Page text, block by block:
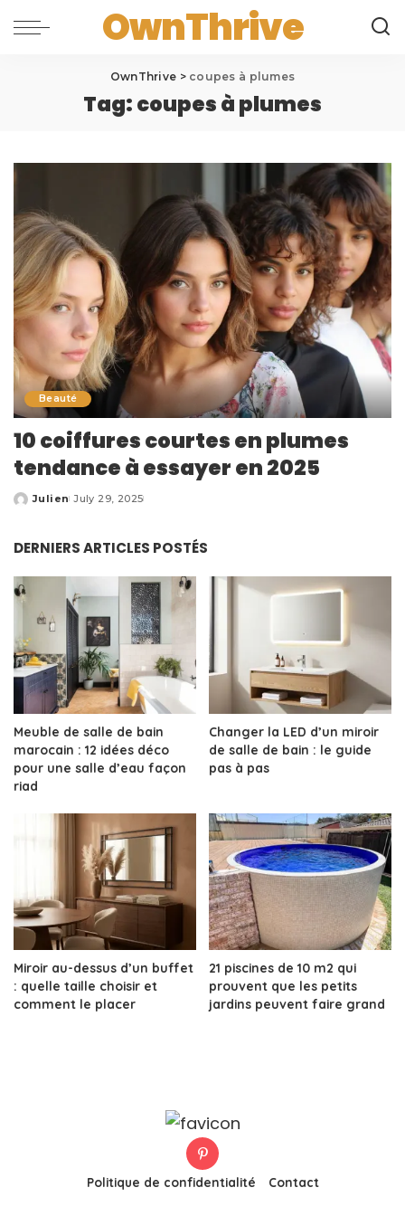
OwnThrive
OwnThrive > coupes à plumes
Tag:coupes à plumes
Beauté
10 coiffures courtes en plumes
tendance à essayer en 2025
Posted
Julien July 29, 2025
DERNIERS ARTICLES POSTÉS
Meuble de salle de bain
marocain : 12 idées déco
pour une salle d’eau façon
riad
Changer la LED d’un miroir
de salle de bain : le guide
pas à pas
Miroir au-dessus d’un buffet
: quelle taille choisir et
comment le placer
21 piscines de 10 m2 qui
prouvent que les petits
jardins peuvent faire grand
Politique de confidentialité Contact